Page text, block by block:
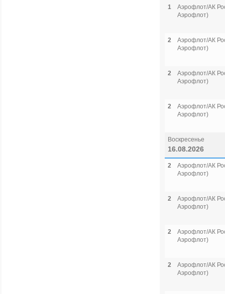
1
Аэрофлот/АК
Аэрофлот)
2
Аэрофлот/АК
Аэрофлот)
2
Аэрофлот/АК
Аэрофлот)
2
Аэрофлот/АК
Аэрофлот)
Воскресенье
16.08.2026
2
Аэрофлот/АК
Аэрофлот)
2
Аэрофлот/АК
Аэрофлот)
2
Аэрофлот/АК
Аэрофлот)
2
Аэрофлот/АК
Аэрофлот)